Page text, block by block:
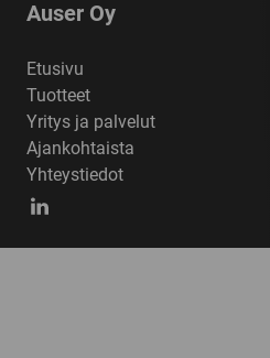
Auser Oy
Etusivu
Tuotteet
Yritys ja palvelut
Ajankohtaista
Yhteystiedot